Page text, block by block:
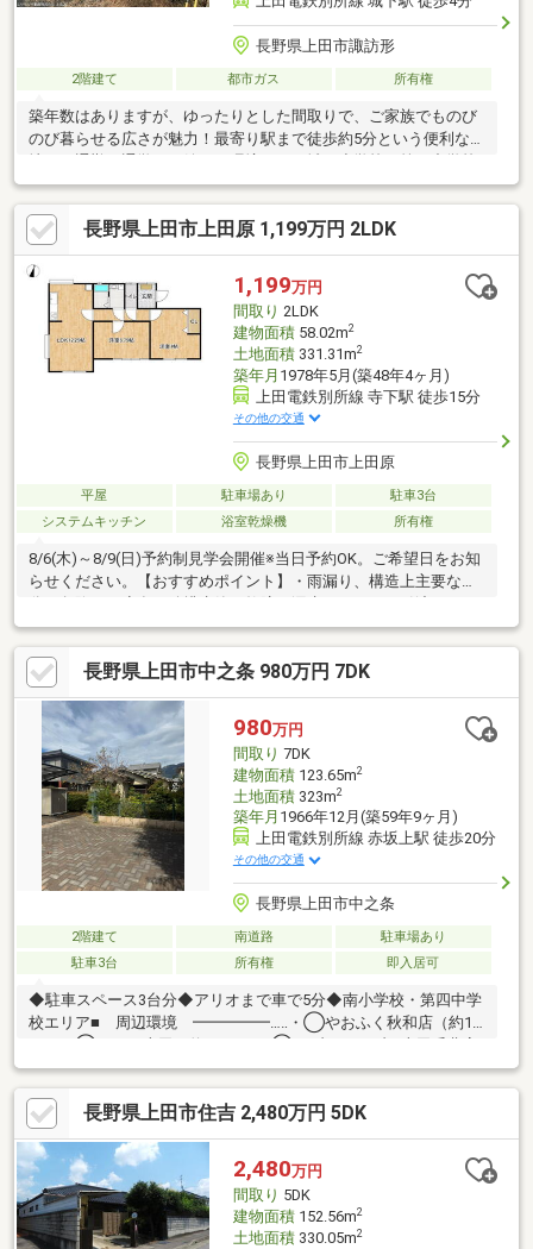
長野県上田市諏訪形
2階建て 都市ガス 所有権
築年数はありますが、ゆったりとした間取りで、ご家族でものび
のび暮らせる広さが魅力！最寄り駅まで徒歩約5分という便利な立
まで徒歩圏内なのもポイント♪穏やかな雰囲気の住宅街で、和風の
家をお探しの方にぴったりの一軒です！（備考：・令和7年度 固
定資産税・都市計画税 65，658円・水害ハザードマップ 5ｍ～
10ｍ未満・駐車可能台数 2台・契約不適合責任免責）
長野県上田市上田原 1,199万円 2LDK
1,199万円
間取り 2LDK
建物面積58.02m2
土地面積331.31m2
築年月 1978年5月(築48年4ヶ月)
上田電鉄別所線 寺下駅 徒歩15分
その他の交通
長野県上田市上田原
平屋 駐車場あり
駐車3台
システムキッチン
浴室乾燥機 所有権
8/6(木)～8/9(日)予約制見学会開催※当日予約OK。ご希望日をお知
らせください。【おすすめポイント】・雨漏り、構造上主要な部
分の欠陥や・腐食、給排水管の故障や漏水についてお引渡しより
２年間保証。・シロアリ防除工事施工後5年間保証。【周辺施
設】・川辺小学校まで約1800ｍ（徒歩約23分）・第六中学校まで
約3300ｍ（徒歩約42分）・ツルヤ神畑店様まで約1000ｍ（徒歩約
13分）
長野県上田市中之条 980万円 7DK
980万円
間取り 7DK
建物面積123.65m2
土地面積323m2
築年月 1966年12月(築59年9ヶ月)
上田電鉄別所線 赤坂上駅 徒歩20分
その他の交通
長野県上田市中之条
2階建て 南道路
駐車場あり
駐車3台
所有権 即入居可
◆駐車スペース3台分◆アリオまで車で5分◆南小学校・第四中学
校エリア■ 周辺環境 ━━━━━…‥・◯やおふく秋和店（約1.5
校前店（約700ｍ）◯カインズ上田店（約1.5ｋｍ）◯マツモト
キヨシ上田原店（約1.7ｋｍ）◯みのり保育園（約1.2ｋｍ）◯南
小学校(約1.2ｋｍ)◯第四中学校(約1.7ｋｍ)◎ご内覧いただけま
す お気軽にご連絡ください。
長野県上田市住吉 2,480万円 5DK
2,480万円
間取り 5DK
建物面積152.56m2
土地面積330.05m2